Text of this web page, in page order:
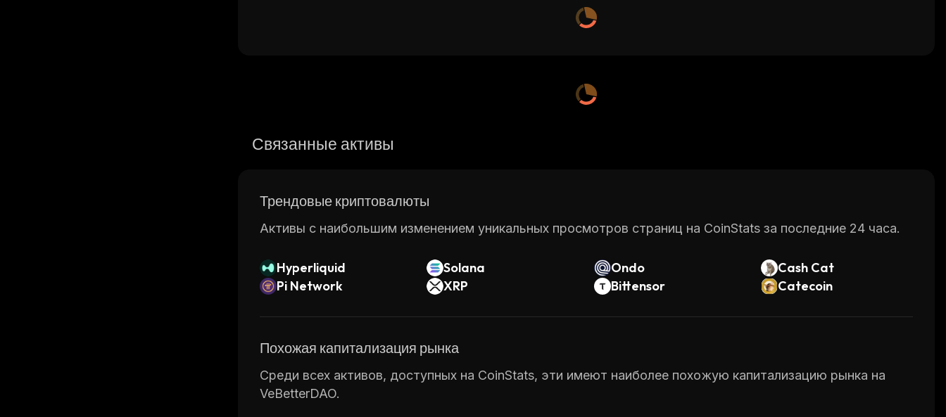
Связанные активы
Трендовые криптовалюты
Активы с наибольшим изменением уникальных просмотров страниц на CoinStats за последние 24 часа.
Hyperliquid Solana Ondo
Cash Cat
Pi Network
XRP Bittensor Catecoin
Похожая капитализация рынка
Среди всех активов, доступных на CoinStats, эти имеют наиболее похожую капитализацию рынка на
VeBetterDAO.